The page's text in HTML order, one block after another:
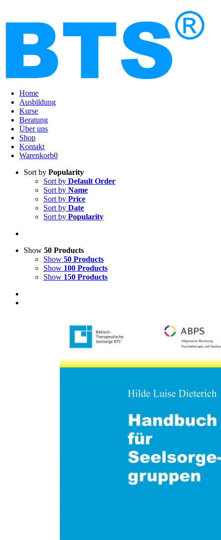
Home
Ausbildung
Kurse
Beratung
Über uns
Shop
Kontakt
Warenkorb0
Sort by Popularity
Sort by Default Order
Sort by Name
Sort by Price
Sort by Date
Sort by Popularity
Show 50 Products
Show 50 Products
Show 100 Products
Show 150 Products